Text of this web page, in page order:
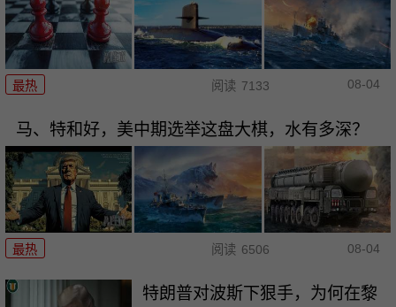
最热 阅读 7133 08-04
马、特和好，美中期选举这盘大棋，水有多深？
最热 阅读 6506 08-04
特朗普对波斯下狠手，为何在黎